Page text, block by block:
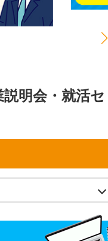
明会・就活セ
11月 12月